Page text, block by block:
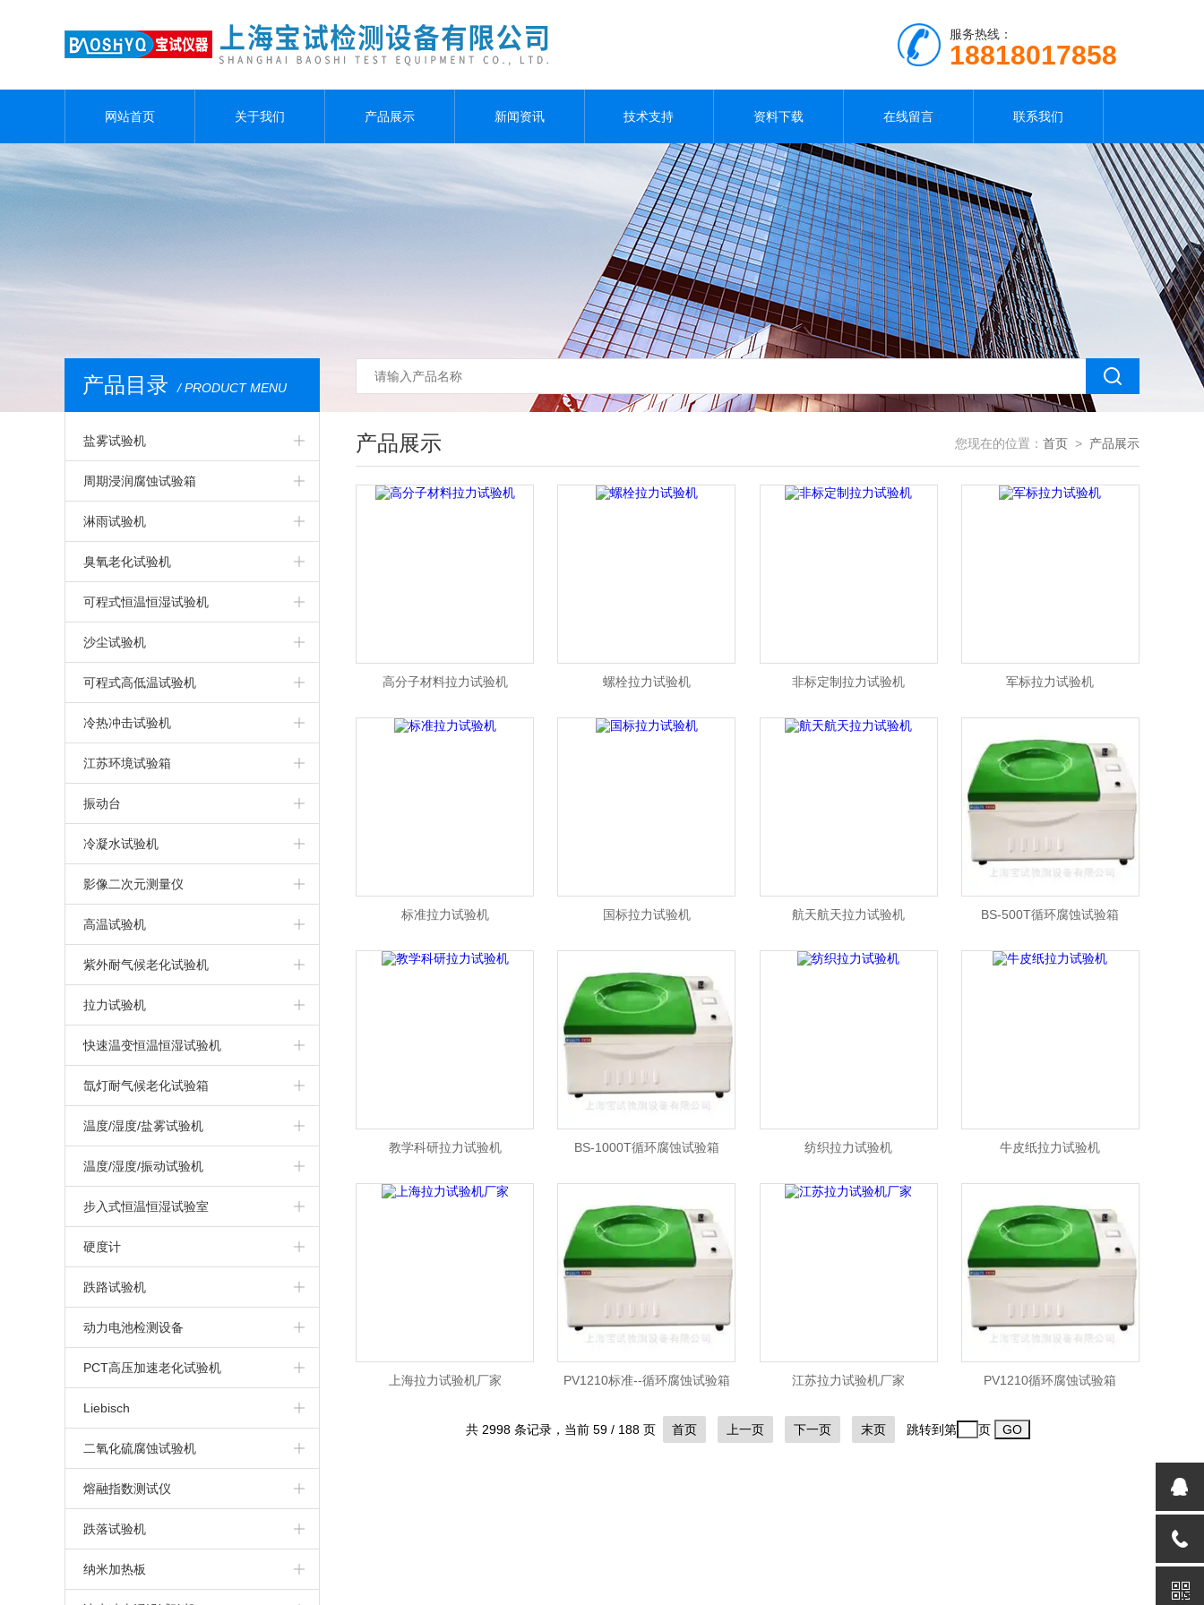
服务热线：
18818017858
网站首页 关于我们 产品展示 新闻资讯 技术支持 资料下载 在线留言 联系我们
产品目录 / PRODUCT MENU
盐雾试验机
盐雾箱
精密型盐雾试验机
可程式盐雾箱
盐雾腐蚀试验箱
气密性试验箱
干热型盐雾腐蚀试验箱
触摸屏盐雾腐蚀试验箱
无水型盐雾腐蚀试验箱
PP盐雾腐蚀试验箱
触摸屏盐雾试验机
周期浸润腐蚀试验箱
淋雨试验机
淋雨试验机
IPX5IPX6淋雨试验箱
步入式淋雨试验室
客车淋雨试验室
IPX9K高温高压淋雨试验机
IPX7/8加压浸水试验机
IPX5/6强喷水淋雨试验机
IPX3/4摆管式淋雨试验机
IPX1/2滴水式淋雨试验机
臭氧老化试验机
臭氧老化试验箱
可程式恒温恒湿试验机
可程式恒温恒湿试验箱
恒定湿热试验箱
上海恒温恒湿试验箱
恒温恒湿试验机
沙尘试验机
可程式沙尘试验箱
可程式高低温试验机
高低温试验机
上海高低温试验箱
冷热冲击试验机
高低温冲击试验机
两箱高低温冲击试验箱
冷热冲击试验机
三箱高低温冲击试验箱
两箱冷热冲击试验箱
三箱冷热冲击试验箱
江苏环境试验箱
振动台
振动试验系统
汽车模拟运输振动台
冷凝水试验机
冷凝水试验箱
影像二次元测量仪
高温试验机
高温试验箱（机）
紫外耐气候老化试验机
拉力试验机
万能材料拉力试验机
高温/高低温拉力试验机
快速温变恒温恒湿试验机
快速温变试验箱（非线性）
快速温变试验箱（线性）
氙灯耐气候老化试验箱
氙灯耐气候试验箱
温度/湿度/盐雾试验机
循环腐蚀试验箱
温度/湿度/振动试验机
步入式恒温恒湿试验室
步入式高温房
硬度计
布氏硬度计
维氏硬度计
洛氏硬度计
里氏硬度计
跌路试验机
动力电池检测设备
动力电池针刺挤压一体机
电池高空低气压模拟试验机
电池重物冲击试验机
动力电池针刺试验机
动力电池挤压试验机
PCT高压加速老化试验机
Liebisch
二氧化硫腐蚀试验机
熔融指数测试仪
跌落试验机
纳米加热板
产品展示 您现在的位置： 首页 > 产品展示
高分子材料拉力试验机 螺栓拉力试验机 非标定制拉力试验机 军标拉力试验机
标准拉力试验机 国标拉力试验机 航天航天拉力试验机 BS-500T循环腐蚀试验箱
教学科研拉力试验机 BS-1000T循环腐蚀试验箱 纺织拉力试验机 牛皮纸拉力试验机
上海拉力试验机厂家 PV1210标准--循环腐蚀试验箱 江苏拉力试验机厂家 PV1210循环腐蚀试验箱
共 2998 条记录，当前 59 / 188 页 首页 上一页 下一页 末页 跳转到第 页